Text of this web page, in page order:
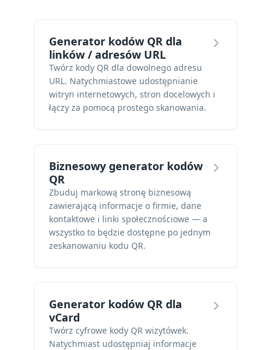
Generator kodów QR dla
linków / adresów URL
Twórz kody QR dla dowolnego adresu
URL. Natychmiastowe udostępnianie
witryn internetowych, stron docelowych i
łączy za pomocą prostego skanowania.
Biznesowy generator kodów
QR
Zbuduj markową stronę biznesową
zawierającą informacje o firmie, dane
kontaktowe i linki społecznościowe — a
wszystko to będzie dostępne po jednym
zeskanowaniu kodu QR.
Generator kodów QR dla
vCard
Twórz cyfrowe kody QR wizytówek.
Natychmiast udostępniaj informacje